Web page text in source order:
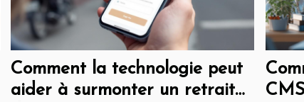
Comment la technologie peut
aider à surmonter un retrait